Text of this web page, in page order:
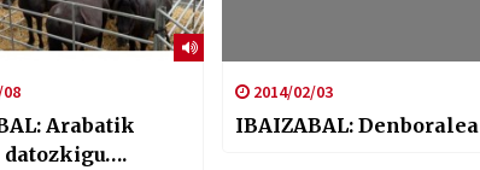
Arabatik
2014/02/03
IBAIZABAL: Denboralea